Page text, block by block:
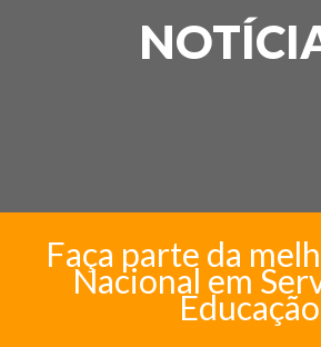
Faça parte da
Nacional em
Educação